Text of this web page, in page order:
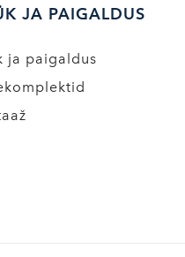
JA PAIGALDUS
ja paigaldus